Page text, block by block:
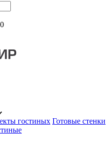
гостиных Готовые стенки